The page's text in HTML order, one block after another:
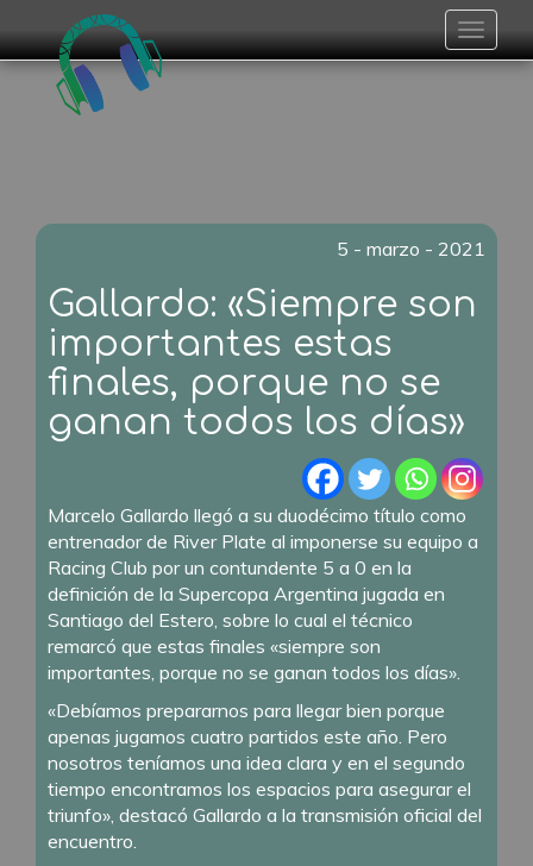
Toggle
5 - marzo - 2021
Gallardo: «Siempre son
importantes estas
finales, porque no se
ganan todos los días»
Marcelo Gallardo llegó a su duodécimo título como
entrenador de River Plate al imponerse su equipo a
Racing Club por un contundente 5 a 0 en la
definición de la Supercopa Argentina jugada en
Santiago del Estero, sobre lo cual el técnico
remarcó que estas finales «siempre son
importantes, porque no se ganan todos los días».
«Debíamos prepararnos para llegar bien porque
apenas jugamos cuatro partidos este año. Pero
nosotros teníamos una idea clara y en el segundo
tiempo encontramos los espacios para asegurar el
triunfo», destacó Gallardo a la transmisión oficial del
encuentro.